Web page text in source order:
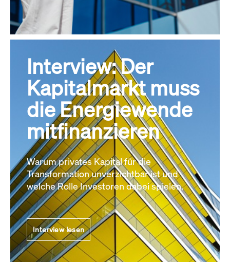
Interview: Der
Kapitalmarkt muss
die Energiewende
mitfinanzieren
Warum privates Kapital für die
Transformation unverzichtbar ist und
welche Rolle Investoren dabei spielen.
Interview lesen